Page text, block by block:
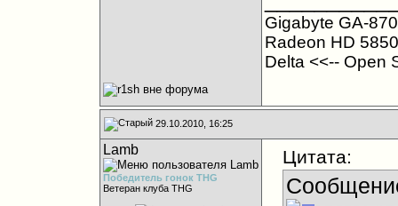
Gigabyte GA-
Radeon HD
Delta <<-- Open
29.10.2010, 16:25
Lamb
Победитель гонок THG
Ветеран клуба THG
Цитата: